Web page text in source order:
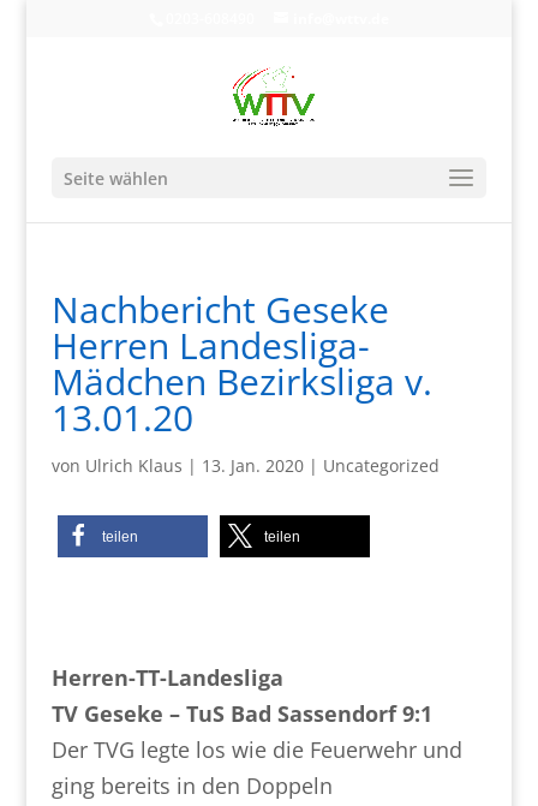
Seite wählen
Nachbericht Geseke
Herren Landesliga-
Mädchen Bezirksliga v.
13.01.20
von Ulrich Klaus | 13. Jan. 2020| Uncategorized
teilen teilen
Herren-TT-Landesliga
TV Geseke – TuS Bad Sassendorf 9:1
Der TVG legte los wie die Feuerwehr und
ging bereits in den Doppeln